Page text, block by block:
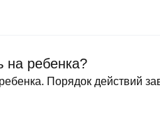
на ребенка?
Порядок действий